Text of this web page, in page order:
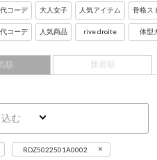
コーデ
コーデ
大人女子
人気商品
人気アイテム
rive droite
骨格ス
体型
順 新着順
む
RDZ5022501A0002 ×